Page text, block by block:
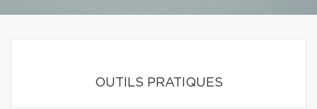
OUTILS PRATIQUES